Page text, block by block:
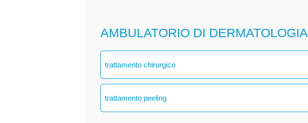
AMBULATORIO DI DERMATOLOGIA
trattamento chirurgico
trattamento peeling